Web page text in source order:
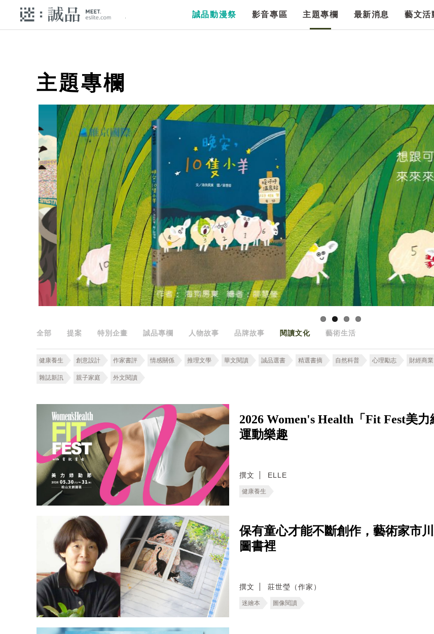
誠品動漫祭 影音專區 主題專欄 最新消息 藝文活
主題專欄
全部 提案 特別企畫 誠品專欄 人物故事 品牌故事 閱讀文化 藝術生活
健康養生 創意設計 作家書評 情感關係 推理文學 華文閱讀 誠品選書 精選書摘 自然科普 心理勵志 財經商業
雜誌新訊 親子家庭 外文閱讀
2026 Women's Health「Fit Fest美
運動樂趣
撰文 ELLE
健康養生
保有童心才能不斷創作，藝術家市
圖書裡
撰文 莊世瑩（作家）
迷繪本 圖像閱讀